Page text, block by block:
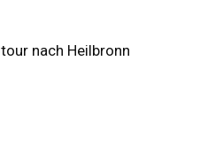
nach Heilbronn